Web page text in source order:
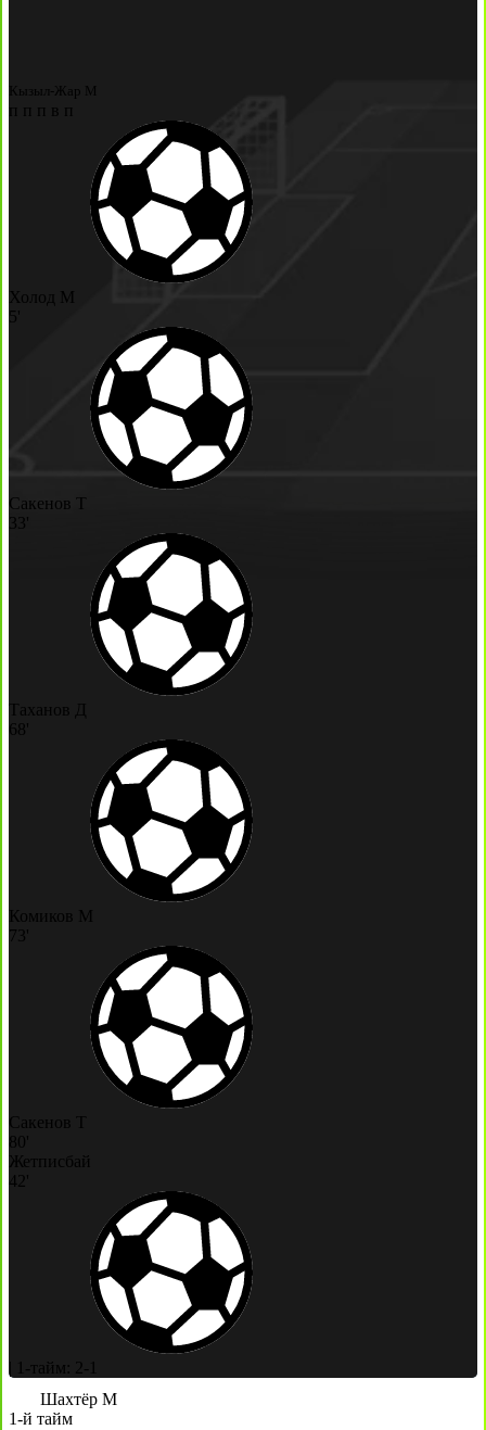
Кызыл-Жар М
п п п в п
Холод М
5'
Сакенов Т
33'
Таханов Д
68'
Комиков М
73'
Сакенов Т
80'
Жетписбай
42'
1-тайм: 2-1
Шахтёр М
1-й тайм